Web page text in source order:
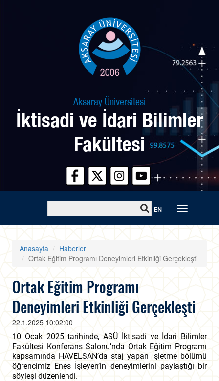
Aksaray Üniversitesi
İktisadi ve İdari Bilimler
Fakültesi
EN
Anasayfa
Haberler
Ortak Eğitim Programı Deneyimleri Etkinliği Gerçekleşti
Ortak Eğitim Programı
Deneyimleri Etkinliği Gerçekleşti
22.1.2025 10:02:00
10 Ocak 2025 tarihinde, ASÜ İktisadi ve İdari Bilimler
Fakültesi Konferans Salonu’nda Ortak Eğitim Programı
kapsamında HAVELSAN’da staj yapan İşletme bölümü
öğrencimiz Enes İşleyen’in deneyimlerini paylaştığı bir
söyleşi düzenlendi.